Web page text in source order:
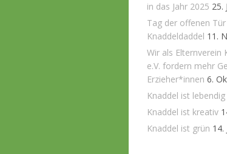
in das Jahr 2025 25.
Tag der offenen
Knaddeldaddel 11.
Wir als Elternverein
e.V. fordern mehr
Erzieher*innen 6.
Knaddel ist lebendig
Knaddel ist kreativ
Knaddel ist grün 14.